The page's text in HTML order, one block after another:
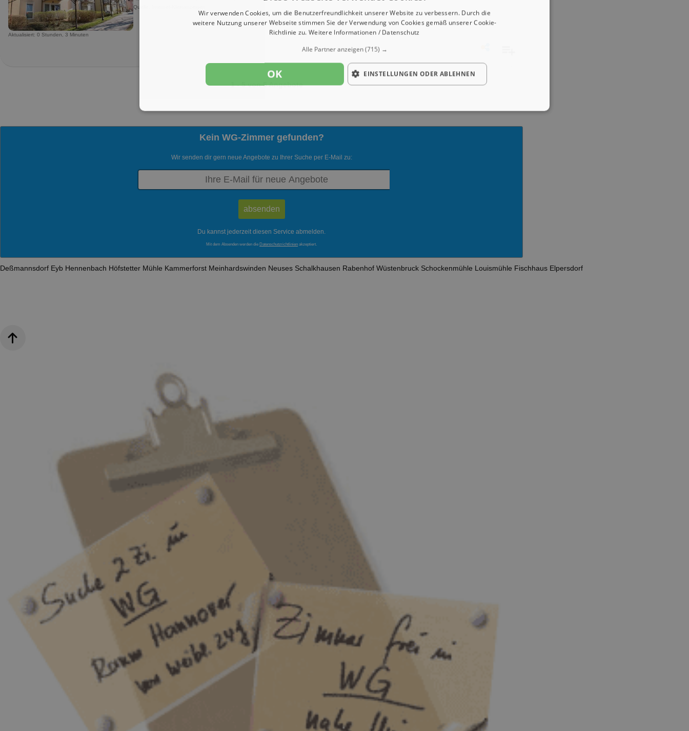
Quelle: Internet-Kleinanzeigen
Aktualisiert: 0 Stunden, 3 Minuten
1 - 5 von 5 Angebote
Kein WG-Zimmer gefunden?
Wir senden dir gern neue Angebote zu Ihrer Suche per E-Mail zu:
Du kannst jederzeit diesen Service abmelden.
Mit dem Absenden werden die Datenschutzrichtlinien akzeptiert.
Deßmannsdorf Eyb Hennenbach Höfstetter Mühle Kammerforst Meinhardswinden Neuses Schalkhausen Rabenhof Wüstenbruck Schockenmühle Louismühle Fischhaus Elpersdorf
Wir verwenden Cookies, um die Benutzerfreundlichkeit unserer Website zu verbessern. Durch die
weitere Nutzung unserer Webseite stimmen Sie der Verwendung von Cookies gemäß unserer Cookie-
Richtlinie zu. Weitere Informationen / Datenschutz
Alle Partner anzeigen(715) →
OK EINSTELLUNGEN ODER ABLEHNEN